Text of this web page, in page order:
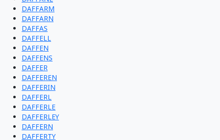
DAFFARM
DAFFARN
DAFFAS
DAFFELL
DAFFEN
DAFFENS
DAFFER
DAFFEREN
DAFFERIN
DAFFERL
DAFFERLE
DAFFERLEY
DAFFERN
DAFFERTY